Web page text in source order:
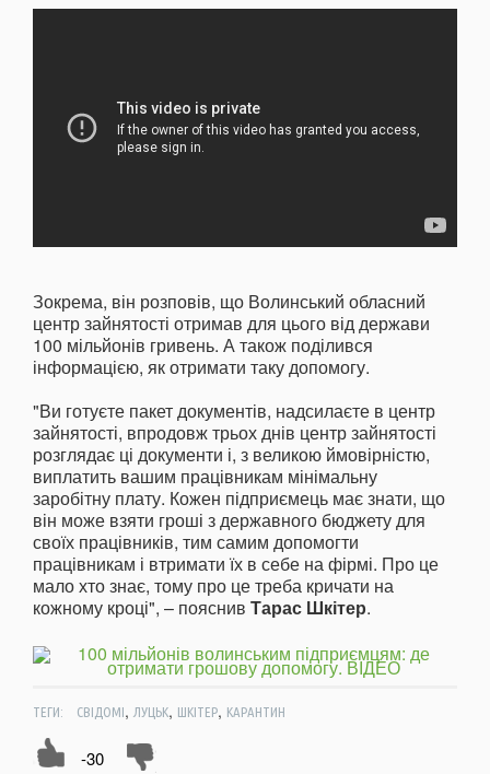
Зокрема, він розповів, що Волинський обласний
центр зайнятості отримав для цього від держави
100 мільйонів гривень. А також поділився
інформацією, як отримати таку допомогу.
"Ви готуєте пакет документів, надсилаєте в центр
зайнятості, впродовж трьох днів центр зайнятості
розглядає ці документи і, з великою ймовірністю,
виплатить вашим працівникам мінімальну
заробітну плату. Кожен підприємець має знати, що
він може взяти гроші з державного бюджету для
своїх працівників, тим самим допомогти
працівникам і втримати їх в себе на фірмі. Про це
мало хто знає, тому про це треба кричати на
кожному кроці", – пояснив Тарас Шкітер.
ТЕГИ: СВІДОМІ, ЛУЦЬК, ШКІТЕР, КАРАНТИН
-30